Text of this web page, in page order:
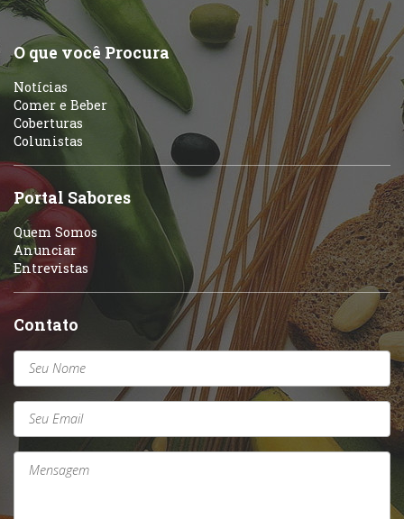
O que você Procura
Notícias
Comer e Beber
Coberturas
Colunistas
Portal Sabores
Quem Somos
Anunciar
Entrevistas
Contato